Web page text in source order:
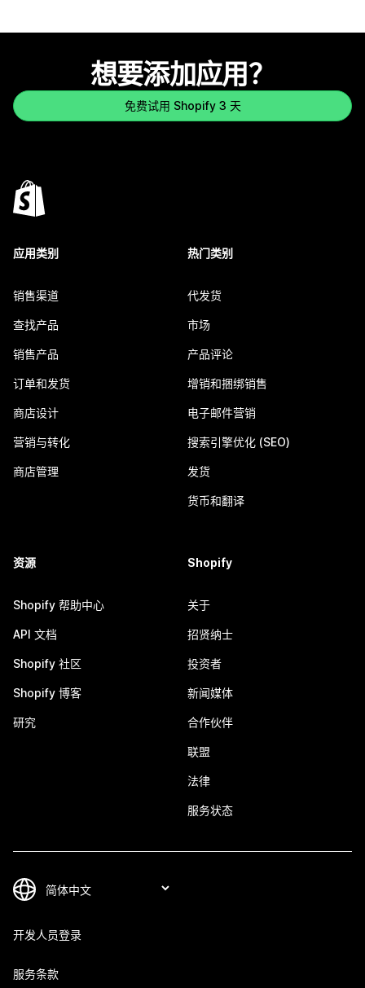
想要添加应用？
免费试用 Shopify 3 天
应用类别
销售渠道
查找产品
销售产品
订单和发货
商店设计
营销与转化
商店管理
热门类别
代发货
市场
产品评论
增销和捆绑销售
电子邮件营销
搜索引擎优化 (SEO)
发货
货币和翻译
资源
Shopify 帮助中心
API 文档
Shopify 社区
Shopify 博客
研究
Shopify
关于
招贤纳士
投资者
新闻媒体
合作伙伴
联盟
法律
服务状态
开发人员登录
服务条款